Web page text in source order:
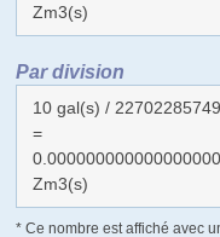
Zm3(s)
Par division
10 gal(s) /
=
Zm3(s)
* Ce nombre est affiché avec